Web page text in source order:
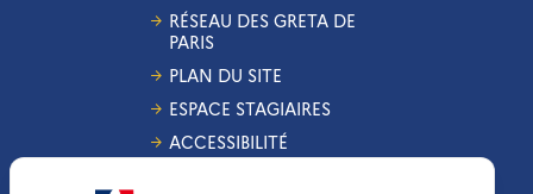
RÉSEAU DES GRETA DE
PARIS
PLAN DU SITE
ESPACE STAGIAIRES
ACCESSIBILITÉ